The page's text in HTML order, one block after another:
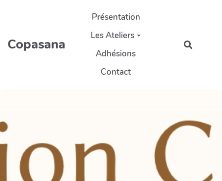
Aller au contenu principal
Copasana
Présentation
Les Ateliers
Adhésions
Contact